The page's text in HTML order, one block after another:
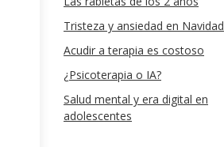
Tristeza y ansiedad en Navidad
Acudir a terapia es costoso
¿Psicoterapia o IA?
Salud mental y era digital en
adolescentes